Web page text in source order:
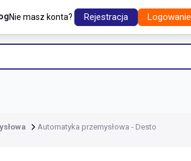
Nie masz konta? Rejestracja Logowanie
Automatyka przemysłowa - Desto